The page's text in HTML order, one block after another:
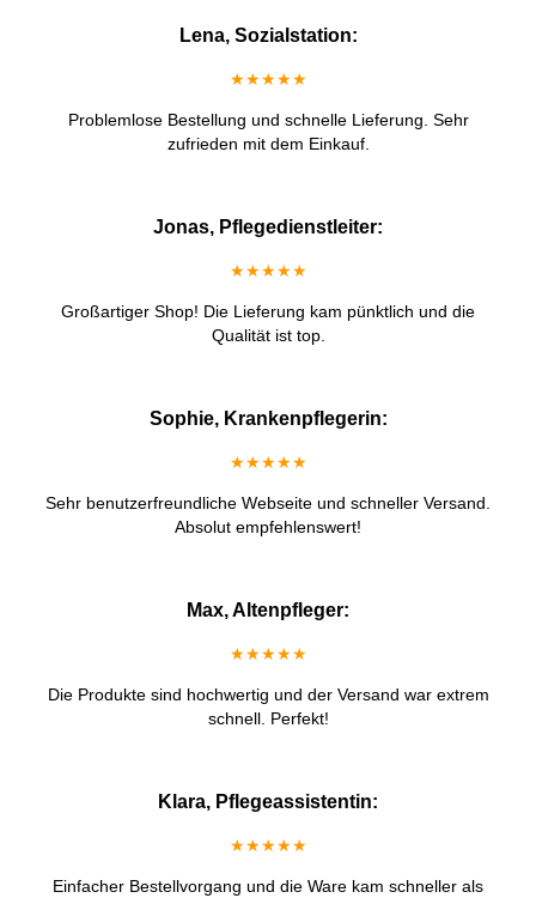
Lena, Sozialstation:
★★★★★
Problemlose Bestellung und schnelle Lieferung. Sehr
zufrieden mit dem Einkauf.
Jonas, Pflegedienstleiter:
★★★★★
Großartiger Shop! Die Lieferung kam pünktlich und die
Qualität ist top.
Sophie, Krankenpflegerin:
★★★★★
Sehr benutzerfreundliche Webseite und schneller Versand.
Absolut empfehlenswert!
Max, Altenpfleger:
★★★★★
Die Produkte sind hochwertig und der Versand war extrem
schnell. Perfekt!
Klara, Pflegeassistentin:
★★★★★
Einfacher Bestellvorgang und die Ware kam schneller als